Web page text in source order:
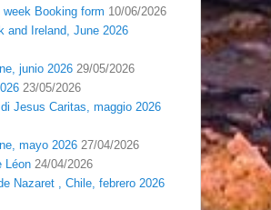
Booking form 10/06/2026
and Ireland, June 2026
junio 2026 29/05/2026
23/05/2026
Jesus Caritas, maggio 2026
mayo 2026 27/04/2026
Léon 24/04/2026
Nazaret , Chile, febrero 2026